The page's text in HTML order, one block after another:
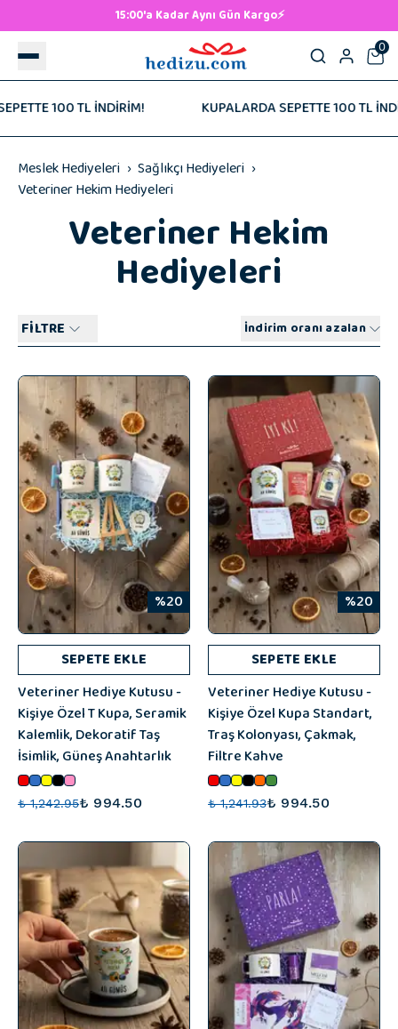
500 TL ve Üzeri Ücretsiz Kargo! 🚚
0
KUPALARDA SEPETTE 100 TL İNDİRİM!
Meslek Hediyeleri
Sağlıkçı Hediyeleri
Veteriner Hekim Hediyeleri
Veteriner Hekim
Hediyeleri
FİLTRE İndirim oranı azalan
%20
SEPETE EKLE
Veteriner Hediye Kutusu -
Kişiye Özel T Kupa, Seramik
Kalemlik, Dekoratif Taş
İsimlik, Güneş Anahtarlık
₺ 1,242.95₺ 994.50
%20
SEPETE EKLE
Veteriner Hediye Kutusu -
Kişiye Özel Kupa Standart,
Traş Kolonyası, Çakmak,
Filtre Kahve
₺ 1,241.93₺ 994.50